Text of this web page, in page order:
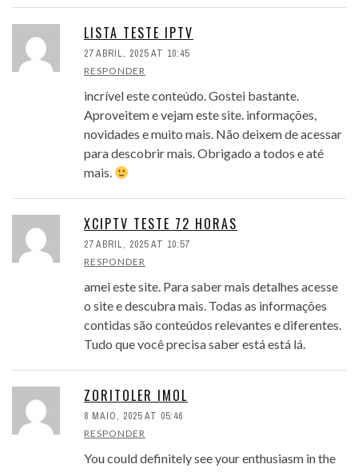
LISTA TESTE IPTV
27 ABRIL, 2025 AT 10:45
RESPONDER
incrível este conteúdo. Gostei bastante.
Aproveitem e vejam este site. informações,
novidades e muito mais. Não deixem de acessar
para descobrir mais. Obrigado a todos e até
mais.
XCIPTV TESTE 72 HORAS
27 ABRIL, 2025 AT 10:57
RESPONDER
amei este site. Para saber mais detalhes acesse
o site e descubra mais. Todas as informações
contidas são conteúdos relevantes e diferentes.
Tudo que você precisa saber está está lá.
ZORITOLER IMOL
8 MAIO, 2025 AT 05:46
RESPONDER
You could definitely see your enthusiasm in the